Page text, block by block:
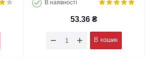
В наявності
53.36 ₴
В кошик